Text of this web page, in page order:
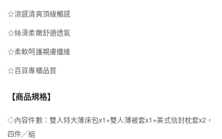
☆涼感清爽頂級觸感
☆絲滑柔嫩舒適透氣
☆柔軟呵護親膚纖維
☆百貨專櫃品質
【商品規格】
◇內容件數：雙人特大薄床包x1+雙人薄被套x1+美式信封枕套x2，
四件╱組